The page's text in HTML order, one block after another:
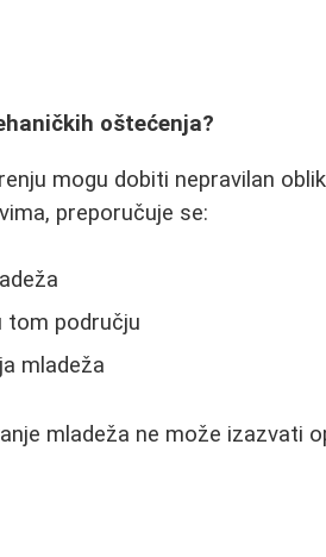
oštećenja?
mogu dobiti nepravilan
preporučuje se:
tom području
mladeža
mladeža ne može izazvati